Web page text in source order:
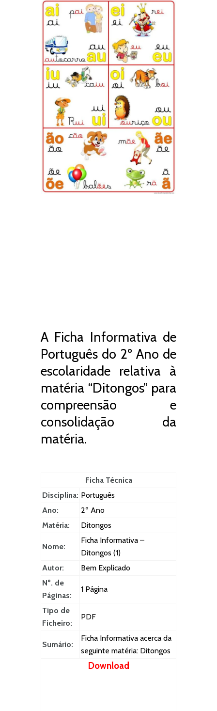
A Ficha Informativa de
Português do 2º Ano de
escolaridade relativa à
matéria “Ditongos” para
compreensão e
consolidação da
matéria.
Ficha Técnica
Disciplina: Português
Ano:
2º Ano
Matéria:
Ditongos
Nome:
Ficha Informativa –
Ditongos (1)
Autor:
Bem Explicado
Nº. de
Páginas:
1 Página
Tipo de
Ficheiro:
PDF
Sumário:
Ficha Informativa acerca da
seguinte matéria: Ditongos
Download